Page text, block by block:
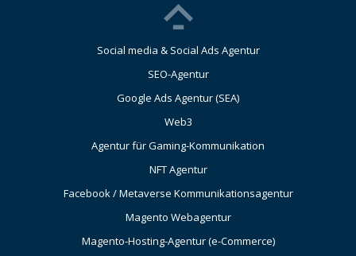
Social media & Social Ads Agentur
SEO-Agentur
Google Ads Agentur (SEA)
Web3
Agentur für Gaming-Kommunikation
NFT Agentur
Facebook / Metaverse Kommunikationsagentur
Magento Webagentur
Magento-Hosting-Agentur (e-Commerce)